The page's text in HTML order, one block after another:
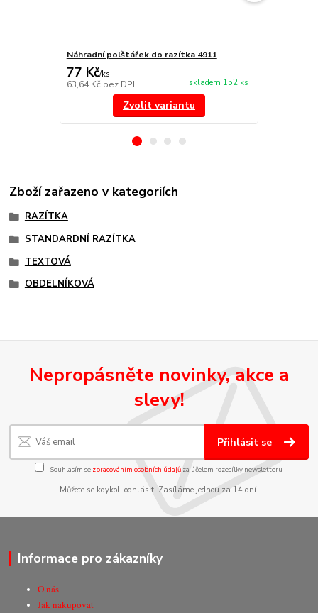
Náhradní polštářek do razítka 4911
77 Kč/ks
63,64 Kč bez DPH skladem 152 ks
Zvolit variantu
Zboží zařazeno v kategoriích
RAZÍTKA
STANDARDNÍ RAZÍTKA
TEXTOVÁ
OBDELNÍKOVÁ
Nepropásněte novinky, akce a
slevy!
Přihlásit se
Souhlasím se zpracováním osobních údajůza účelem rozesílky newsletteru.
Můžete se kdykoli odhlásit. Zasíláme jednou za 14 dní.
Informace pro zákazníky
O nás
Jak nakupovat